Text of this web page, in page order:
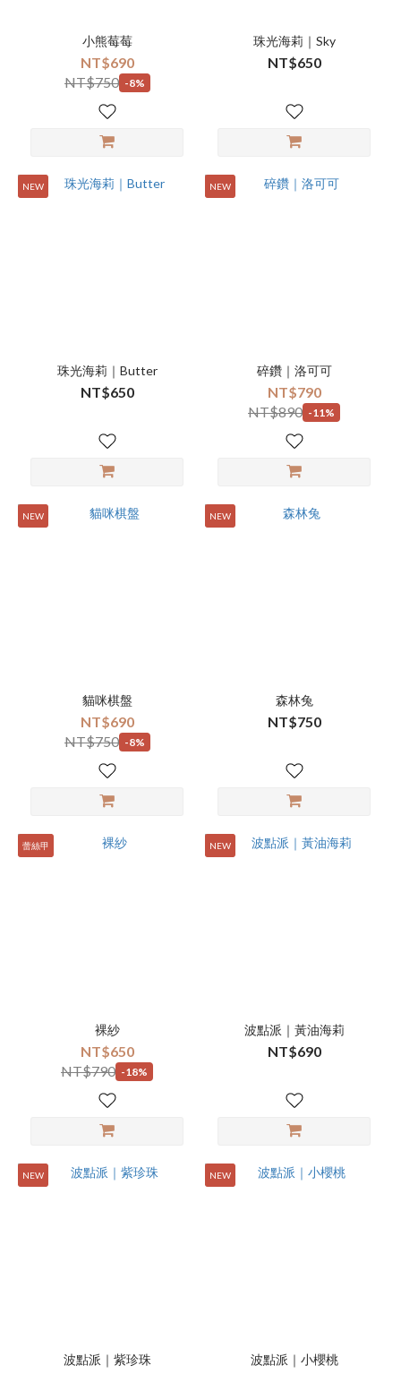
小熊莓莓
NT$690
NT$750 -8%
珠光海莉｜Sky
NT$650
NEW
珠光海莉｜Butter
NT$650
NEW
碎鑽｜洛可可
NT$790
NT$890 -11%
NEW
貓咪棋盤
NT$690
NT$750 -8%
NEW
森林兔
NT$750
蕾絲甲
裸紗
NT$650
NT$790 -18%
NEW
波點派｜黃油海莉
NT$690
NEW
波點派｜紫珍珠
NEW
波點派｜小櫻桃